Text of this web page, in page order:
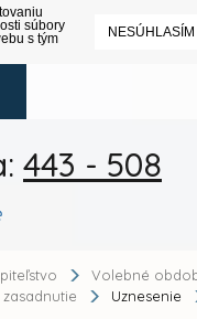
súbory
s tým
NESÚHLASÍM
443 - 508
Volebné
zasadnutie Uznesenie